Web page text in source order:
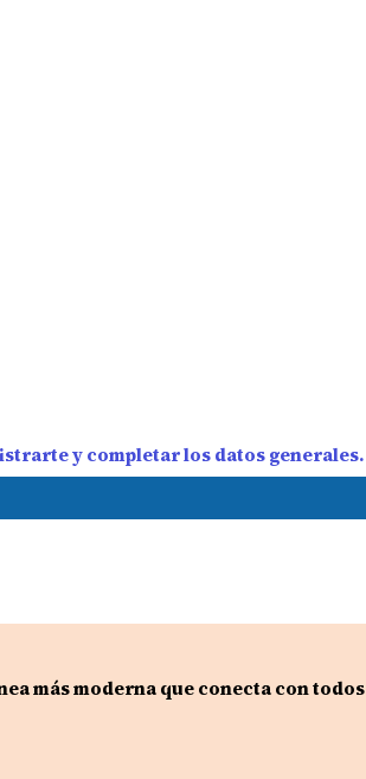
y completar los datos generales.
más moderna que conecta con todos